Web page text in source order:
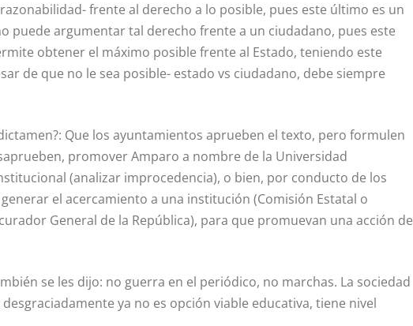
frente al derecho a lo posible, pues este último es un
puede argumentar tal derecho frente a un ciudadano, pues este
obtener el máximo posible frente al Estado, teniendo este
de que no le sea posible- estado vs ciudadano, debe siempre
Que los ayuntamientos aprueben el texto, pero formulen
promover Amparo a nombre de la Universidad
(analizar improcedencia), o bien, por conducto de los
el acercamiento a una institución (Comisión Estatal o
General de la República), para que promuevan una acción de
se les dijo: no guerra en el periódico, no marchas. La sociedad
ya no es opción viable educativa, tiene nivel